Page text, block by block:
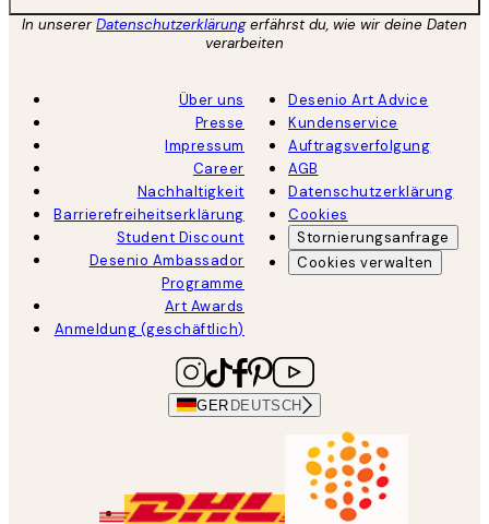
In unsererDatenschutzerklärungerfährst du, wie wir deine Daten
verarbeiten
Über uns
Presse
Impressum
Career
Nachhaltigkeit
Barrierefreiheitserklärung
Student Discount
Desenio Ambassador
Programme
Art Awards
Anmeldung (geschäftlich)
Desenio Art Advice
Kundenservice
Auftragsverfolgung
AGB
Datenschutzerklärung
Cookies
Stornierungsanfrage
Cookies verwalten
GER DEUTSCH